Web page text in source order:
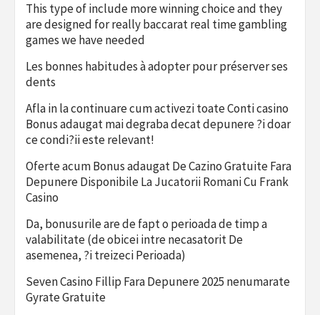
This type of include more winning choice and they
are designed for really baccarat real time gambling
games we have needed
Les bonnes habitudes à adopter pour préserver ses
dents
Afla in la continuare cum activezi toate Conti casino
Bonus adaugat mai degraba decat depunere ?i doar
ce condi?ii este relevant!
Oferte acum Bonus adaugat De Cazino Gratuite Fara
Depunere Disponibile La Jucatorii Romani Cu Frank
Casino
Da, bonusurile are de fapt o perioada de timp a
valabilitate (de obicei intre necasatorit De
asemenea, ?i treizeci Perioada)
Seven Casino Fillip Fara Depunere 2025 nenumarate
Gyrate Gratuite